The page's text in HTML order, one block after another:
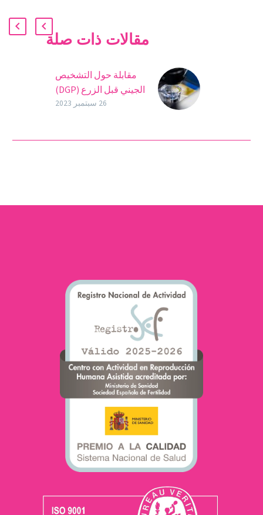
مقالات ذات صلة
مقابلة حول التشخيص
الجيني قبل الزرع (DGP)
التقنيات الرئيسية للإخصاب
26 سبتمبر 2023